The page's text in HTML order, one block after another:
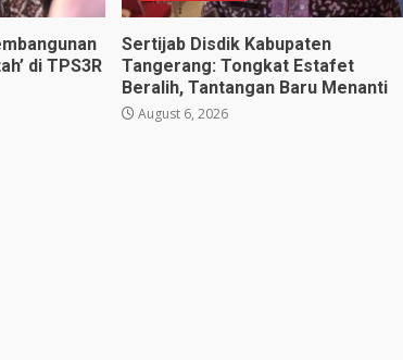
di TPS3R
Sertijab Disdik Kabupaten
Tangerang: Tongkat Estafet
Beralih, Tantangan Baru Menanti
August 6, 2026